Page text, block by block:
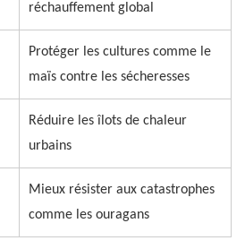
réchauffement global
Protéger les cultures comme le
maïs contre les sécheresses
Réduire les îlots de chaleur
urbains
Mieux résister aux catastrophes
comme les ouragans